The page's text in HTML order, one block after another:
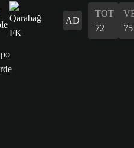
AD
TOT
72
75